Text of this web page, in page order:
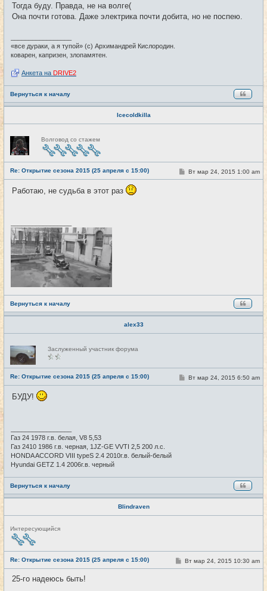
н
Тогда буду. Правда, не на волге(
Она почти готова. Даже электрика почти добита, но не поспею.
«все дураки, а я тупой» (с) Архимандрей Кислородин.
коварен, капризен, злопамятен.
Анкета на DRIVE2
Вернуться к началу
Icecoldkilla
Н
е
в
с
е
т
и
Волговод со стажем
Re: Открытие сезона 2015 (25 апреля с 15:00) #6
С
о
Вт мар 24, 2015 1:00 am
Работаю, не судьба в этот раз
Вернуться к началу
alex33
Н
е
в
с
е
т
и
Заслуженный участник форума
Re: Открытие сезона 2015 (25 апреля с 15:00) #7
С
о
Вт мар 24, 2015 6:50 am
БУДУ!
Газ 24 1978 г.в. белая, V8 5,53
Газ 2410 1986 г.в. черная, 1JZ-GE VVTI 2,5 200 л.с.
HONDA ACCORD VIII typeS 2.4 2010г.в. белый-белый
Hyundai GETZ 1.4 2006г.в. черный
Вернуться к началу
Blindraven
Н
е
в
т
и
Интересующийся
Re: Открытие сезона 2015 (25 апреля с 15:00) #8
С
о
Вт мар 24, 2015 10:30 am
25-го надеюсь быть!